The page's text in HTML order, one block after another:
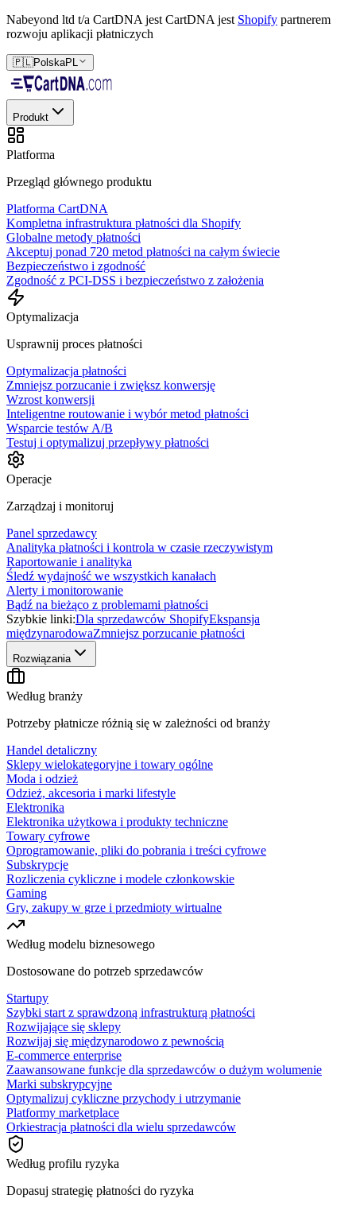
Nabeyond ltd t/a CartDNA jest CartDNA jest Shopify partnerem
rozwoju aplikacji płatniczych
🇵🇱PolskaPL
Produkt
Platforma
Przegląd głównego produktu
Platforma CartDNA
Kompletna infrastruktura płatności dla Shopify
Globalne metody płatności
Akceptuj ponad 720 metod płatności na całym świecie
Bezpieczeństwo i zgodność
Zgodność z PCI-DSS i bezpieczeństwo z założenia
Optymalizacja
Usprawnij proces płatności
Optymalizacja płatności
Zmniejsz porzucanie i zwiększ konwersję
Wzrost konwersji
Inteligentne routowanie i wybór metod płatności
Wsparcie testów A/B
Testuj i optymalizuj przepływy płatności
Operacje
Zarządzaj i monitoruj
Panel sprzedawcy
Analityka płatności i kontrola w czasie rzeczywistym
Raportowanie i analityka
Śledź wydajność we wszystkich kanałach
Alerty i monitorowanie
Bądź na bieżąco z problemami płatności
Szybkie linki:Dla sprzedawców ShopifyEkspansja
międzynarodowaZmniejsz porzucanie płatności
Rozwiązania
Według branży
Potrzeby płatnicze różnią się w zależności od branży
Handel detaliczny
Sklepy wielokategoryjne i towary ogólne
Moda i odzież
Odzież, akcesoria i marki lifestyle
Elektronika
Elektronika użytkowa i produkty techniczne
Towary cyfrowe
Oprogramowanie, pliki do pobrania i treści cyfrowe
Subskrypcje
Rozliczenia cykliczne i modele członkowskie
Gaming
Gry, zakupy w grze i przedmioty wirtualne
Według modelu biznesowego
Dostosowane do potrzeb sprzedawców
Startupy
Szybki start z sprawdzoną infrastrukturą płatności
Rozwijające się sklepy
Rozwijaj się międzynarodowo z pewnością
E-commerce enterprise
Zaawansowane funkcje dla sprzedawców o dużym wolumenie
Marki subskrypcyjne
Optymalizuj cykliczne przychody i utrzymanie
Platformy marketplace
Orkiestracja płatności dla wielu sprzedawców
Według profilu ryzyka
Dopasuj strategię płatności do ryzyka